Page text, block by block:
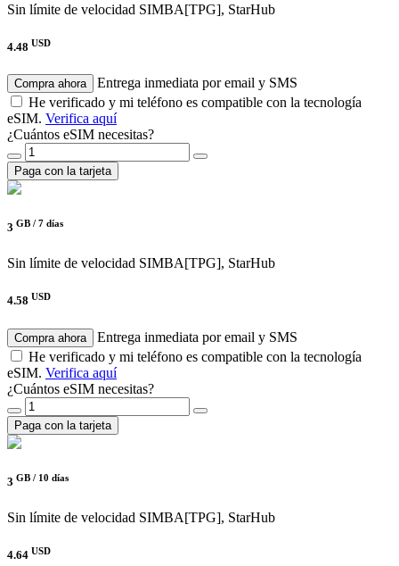
Sin límite de velocidad SIMBA[TPG], StarHub
4.48 USD
Compra ahora
Entrega inmediata por email y SMS
He verificado y mi teléfono es compatible con la tecnología
eSIM. Verifica aquí
¿Cuántos eSIM necesitas?
Paga con la tarjeta
3 GB / 7 días
Sin límite de velocidad SIMBA[TPG], StarHub
4.58 USD
Compra ahora
Entrega inmediata por email y SMS
He verificado y mi teléfono es compatible con la tecnología
eSIM. Verifica aquí
¿Cuántos eSIM necesitas?
Paga con la tarjeta
3 GB / 10 días
Sin límite de velocidad SIMBA[TPG], StarHub
4.64 USD